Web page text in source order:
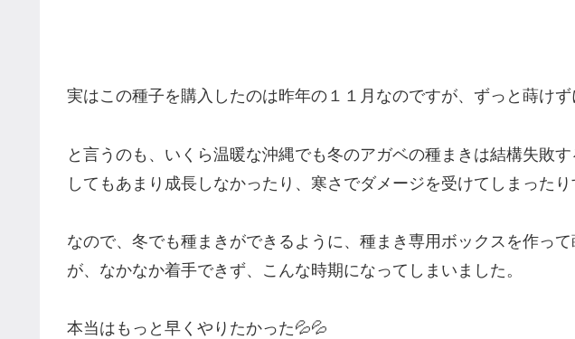
実はこの種子を購入したのは昨年の１１月なのですが、ずっと蒔けず
と言うのも、いくら温暖な沖縄でも冬のアガベの種まきは結構失敗
してもあまり成長しなかったり、寒さでダメージを受けてしまったり
なので、冬でも種まきができるように、種まき専用ボックスを作っ
が、なかなか着手できず、こんな時期になってしまいました。
本当はもっと早くやりたかった💦💦